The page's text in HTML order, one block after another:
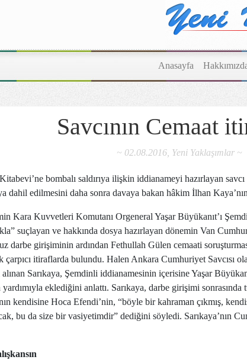
Anasayfa
Savcının Cemaat
~ 02.08.2016, Yeni Yaklaşımlar ~
bombalı saldırıya ilişkin iddianameyi hazırlayan savcı
dahil edilmesini daha sonra davaya bakan hâkim İlhan
Kara Kuvvetleri Komutanı Orgeneral Yaşar Büyükanıt’ı
suçlayan ve hakkında dosya hazırlayan dönemin Van
darbe girişiminin ardından Fethullah Gülen cemaati
çarpıcı itiraflarda bulundu. Halen Ankara Cumhuriyet Savcısı
Sarıkaya, Şemdinli iddianamesinin içerisine Yaşar
eklediğini anlattı. Sarıkaya, darbe girişimi
kendisine Hoca Efendi’nin, “böyle bir kahraman çıkmış,
bu da size bir vasiyetimdir” dediğini söyledi. Sarıkaya’nın